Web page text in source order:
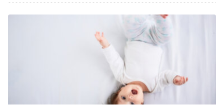
Bilbao, A.(2015)El cerebro del niño explicado a los